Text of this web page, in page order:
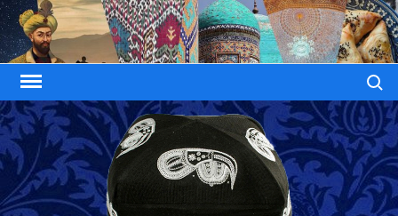
Skip
to
content